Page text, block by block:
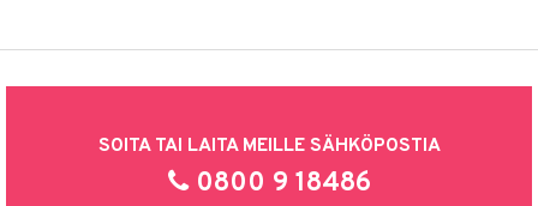
SOITA TAI LAITA MEILLE SÄHKÖPOSTIA
0800 9 18486